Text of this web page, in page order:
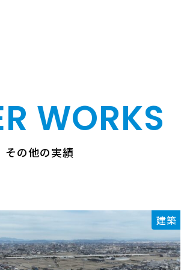
WORKS
その他の実績
建築